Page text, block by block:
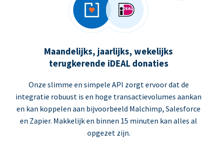
Maandelijks, jaarlijks, wekelijks
terugkerende iDEAL donaties
Onze slimme en simpele API zorgt ervoor dat de
integratie robuust is en hoge transactievolumes aankan
en kan koppelen aan bijvoorbeeld Malchimp, Salesforce
en Zapier. Makkelijk en binnen 15 minuten kan alles al
opgezet zijn.